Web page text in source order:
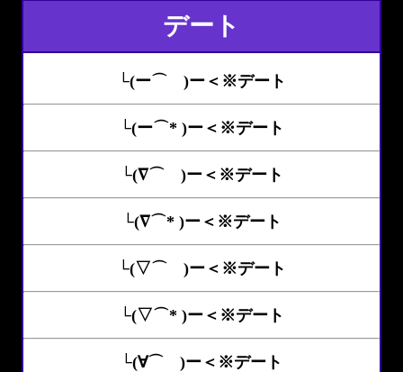
デート
└(ー⌒ )ー＜※デート
└(ー⌒* )ー＜※デート
└(∇⌒ )ー＜※デート
└(∇⌒* )ー＜※デート
└(▽⌒ )ー＜※デート
└(▽⌒* )ー＜※デート
└(∀⌒ )ー＜※デート